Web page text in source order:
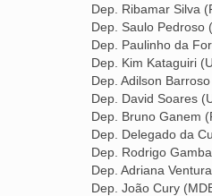
Dep. Ribamar Silva
Dep. Saulo Pedroso
Dep. Paulinho da
Dep. Kim Kataguiri
Dep. Adilson
Dep. David Soares
Dep. Bruno Ganem
Dep. Delegado da
Dep. Rodrigo
Dep. Adriana
Dep. João Cury